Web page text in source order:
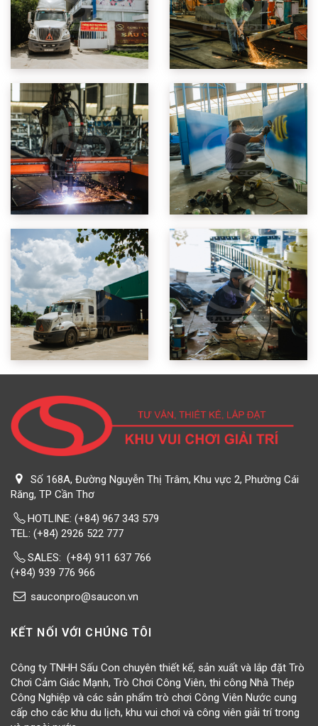
Số 168A, Đường Nguyễn Thị Trâm, Khu vực 2, Phường Cái
Răng, TP Cần Thơ
HOTLINE:(+84) 967 343 579
SALES: (+84) 911 637 766
(+84) 939 776 966
sauconpro@saucon.vn
KẾT NỐI VỚI CHÚNG TÔI
Công ty TNHH Sấu Con chuyên thiết kế, sản xuất và lắp đặt Trò
Chơi Cảm Giác Mạnh, Trò Chơi Công Viên, thi công Nhà Thép
Công Nghiệp và các sản phẩm trò chơi Công Viên Nước cung
cấp cho các khu du lịch, khu vui chơi và công viên giải trí trong